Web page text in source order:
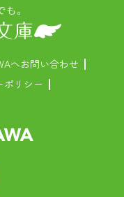
へお問い合わせ
ポリシー